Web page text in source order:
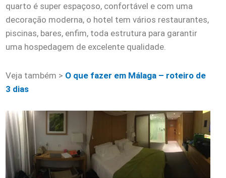
quarto é super espaçoso, confortável e com uma
decoração moderna, o hotel tem vários restaurantes,
piscinas, bares, enfim, toda estrutura para garantir
uma hospedagem de excelente qualidade.
Veja também > O que fazer em Málaga – roteiro de
3 dias